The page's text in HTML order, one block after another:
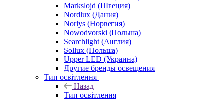
Markslojd (Швеция)
Nordlux (Дания)
Norlys (Норвегия)
Nowodvorski (Польша)
Searchlight (Англия)
Sollux (Польша)
Upper LED (Украина)
Другие бренды освещения
Тип освітлення
Назад
Тип освітлення